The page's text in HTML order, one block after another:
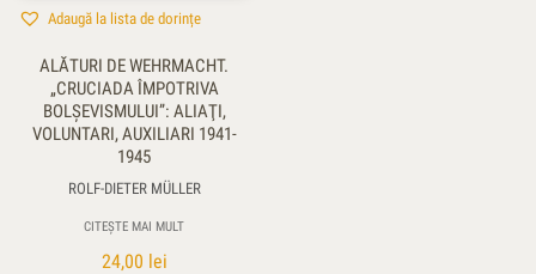
Adaugă la lista de dorințe
ALĂTURI DE WEHRMACHT.
„CRUCIADA ÎMPOTRIVA
BOLŞEVISMULUI”: ALIAŢI,
VOLUNTARI, AUXILIARI 1941-
1945
ROLF-DIETER MÜLLER
CITEȘTE MAI MULT
24,00 lei